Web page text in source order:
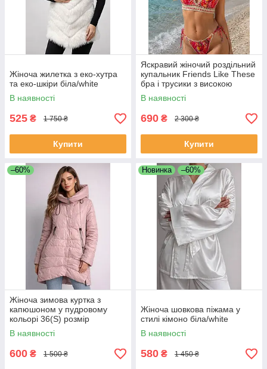
Жіноча жилетка з еко-хутра
та еко-шкіри біла/white
В наявності
525 ₴ 1 750 ₴
Купити
Яскравий жіночий роздільний
купальник Friends Like These
бра і трусики з високою
посадкою розмір 38
В наявності
690 ₴ 2 300 ₴
Купити
–60%
Жіноча зимова куртка з
капюшоном у пудровому
кольорі 36(S) розмір
В наявності
600 ₴ 1 500 ₴
Новинка –60%
Жіноча шовкова піжама у
стилі кімоно біла/white
В наявності
580 ₴ 1 450 ₴